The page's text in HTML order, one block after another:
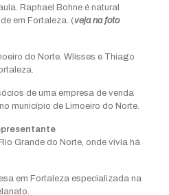
Raphael Bohne é natural
em Fortaleza. (veja na foto
do Norte. Wlisses e Thiago
de uma empresa de venda
município de Limoeiro do Norte.
Grande do Norte, onde vivia há
em Fortaleza especializada na